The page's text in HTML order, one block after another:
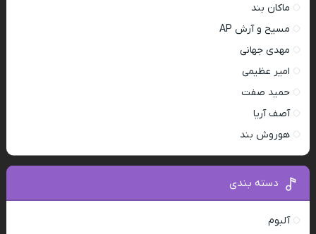
ماکان بند
مسیح و آرش AP
مهدی جهانی
امیر عظیمی
حمید صفت
آصف آریا
هوروش بند
دسته بندی
آلبوم